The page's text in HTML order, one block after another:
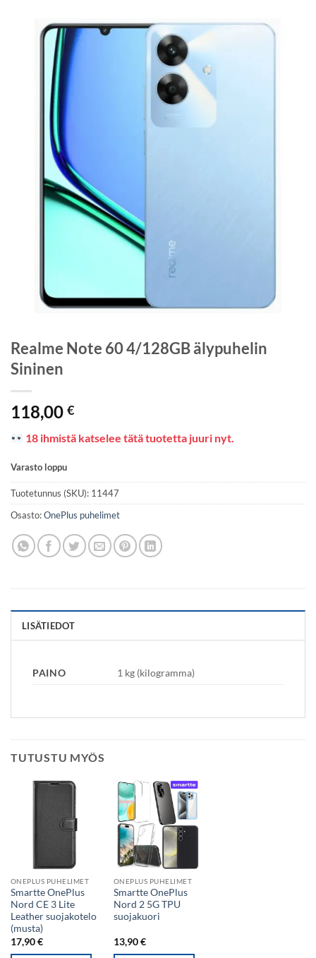
Realme Note 60 4/128GB älypuhelin
Sininen
118,00 €
18 ihmistä katselee tätä tuotetta juuri nyt.
Varasto loppu
Tuotetunnus (SKU): 11447
Osasto:OnePlus puhelimet
LISÄTIEDOT
PAINO 1 kg (kilogramma)
TUTUSTU MYÖS
ONEPLUS PUHELIMET
Smartte OnePlus
Nord CE 3 Lite
Leather suojakotelo
(musta)
17,90€
ONEPLUS PUHELIMET
Smartte OnePlus
Nord 2 5G TPU
suojakuori
13,90€